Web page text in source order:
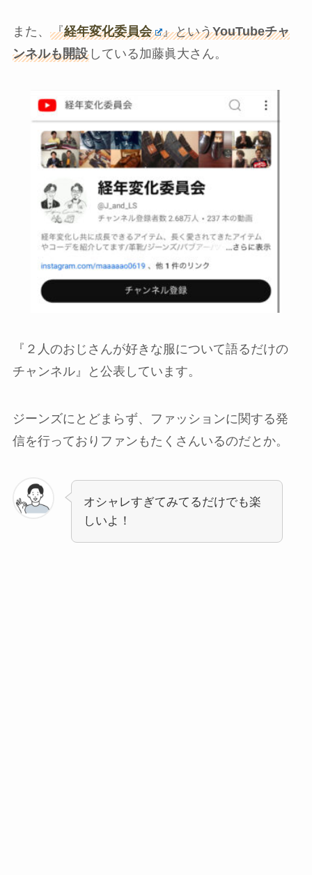
また、 『経年変化委員会 』というYouTubeチャ
ンネルも開設している加藤眞大さん。
『２人のおじさんが好きな服について語るだけの
チャンネル』と公表しています。
ジーンズにとどまらず、ファッションに関する発
信を行っておりファンもたくさんいるのだとか。
オシャレすぎてみてるだけでも楽
しいよ！